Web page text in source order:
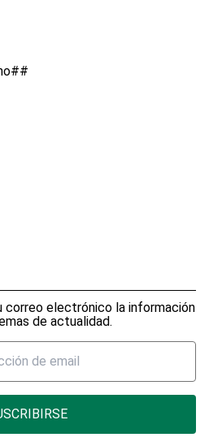
electrónico la información
de actualidad.